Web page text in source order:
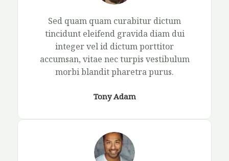
Sed quam quam curabitur dictum
tincidunt eleifend gravida diam dui
integer vel id dictum porttitor
accumsan, vitae nec turpis vestibulum
morbi blandit pharetra purus.​
Tony Adam​